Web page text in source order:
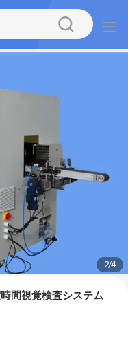
2/4
間視覚検査システム